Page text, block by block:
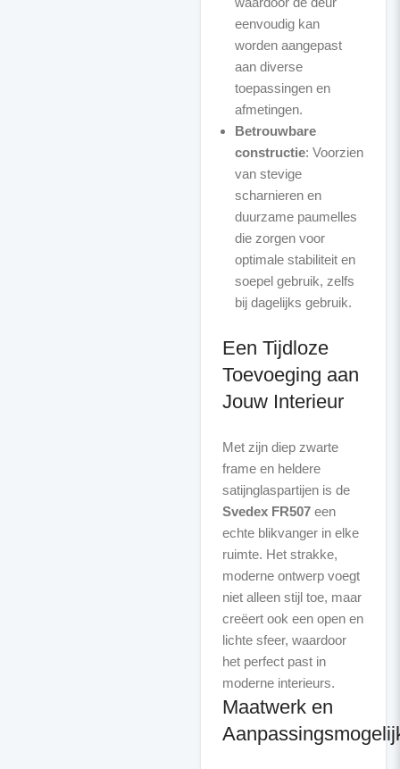
eenvoudig kan
worden aangepast
aan diverse
toepassingen en
afmetingen.
Betrouwbare
constructie: Voorzien
van stevige
scharnieren en
duurzame paumelles
die zorgen voor
optimale stabiliteit en
soepel gebruik, zelfs
bij dagelijks gebruik.
Een Tijdloze
Toevoeging aan
Jouw Interieur
Met zijn diep zwarte
frame en heldere
satijnglaspartijen is de
Svedex FR507een
echte blikvanger in elke
ruimte. Het strakke,
moderne ontwerp voegt
niet alleen stijl toe, maar
creëert ook een open en
lichte sfeer, waardoor
het perfect past in
Maatwerk en